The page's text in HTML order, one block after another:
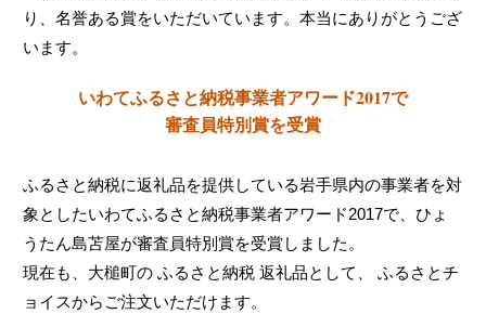
り、名誉ある賞をいただいています。本当にありがとうござ
います。
いわてふるさと納税事業者アワード2017で
審査員特別賞を受賞
ふるさと納税に返礼品を提供している岩手県内の事業者を対
象としたいわてふるさと納税事業者アワード2017で、ひょ
うたん島苫屋が審査員特別賞を受賞しました。
現在も、大槌町の ふるさと納税 返礼品として、 ふるさとチ
ョイスからご注文いただけます。